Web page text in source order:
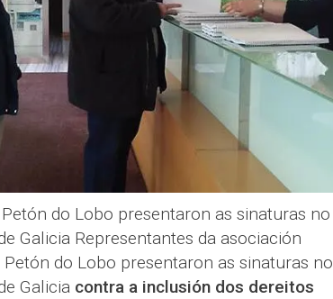
do Lobo presentaron as sinaturas no
Galicia Representantes da asociación
do Lobo presentaron as sinaturas no
Galicia contra a inclusión dos dereitos